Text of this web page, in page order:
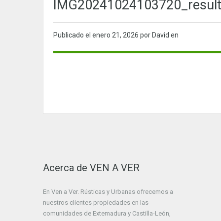
IMG20241024103720_result
Publicado el enero 21, 2026 por David en
Acerca de VEN A VER
En Ven a Ver. Rústicas y Urbanas ofrecemos a
nuestros clientes propiedades en las
comunidades de Extemadura y Castilla-León,